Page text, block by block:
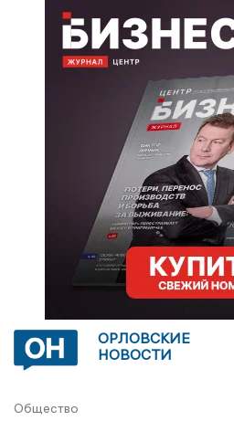
ОРЛОВСКИЕ
НОВОСТИ
Общество